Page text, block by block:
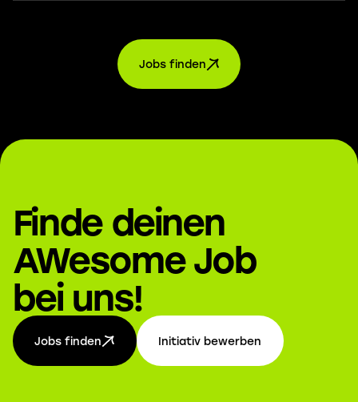
Jobs finden
Finde deinen
AWesome Job
bei uns!
Jobs finden Initiativ bewerben